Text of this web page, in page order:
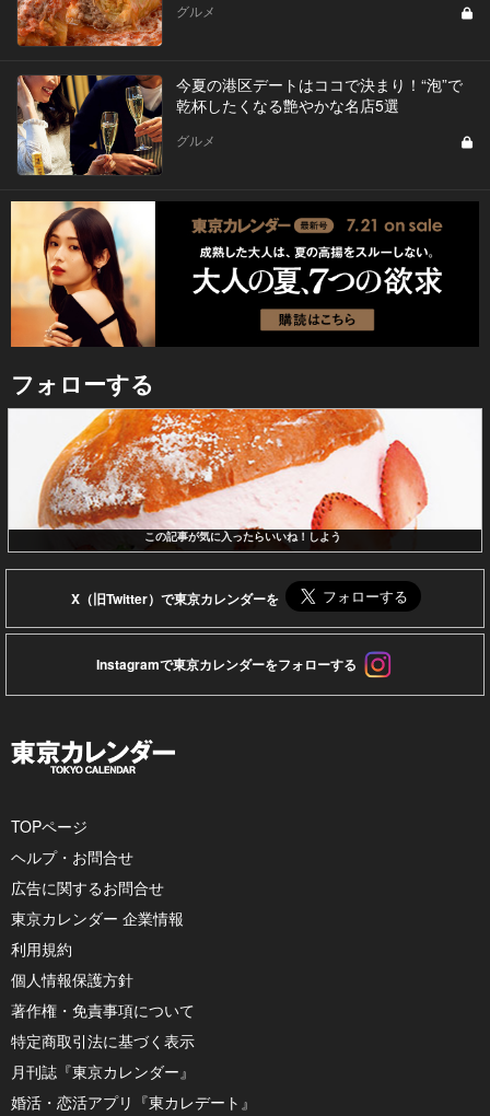
グルメ
今夏の港区デートはココで決まり！“泡”で
乾杯したくなる艶やかな名店5選
グルメ
フォローする
この記事が気に入ったらいいね！しよう
X（旧Twitter）で東京カレンダーを
Instagramで東京カレンダーをフォローする
TOPページ
ヘルプ・お問合せ
広告に関するお問合せ
東京カレンダー 企業情報
利用規約
個人情報保護方針
著作権・免責事項について
特定商取引法に基づく表示
月刊誌『東京カレンダー』
婚活・恋活アプリ『東カレデート』